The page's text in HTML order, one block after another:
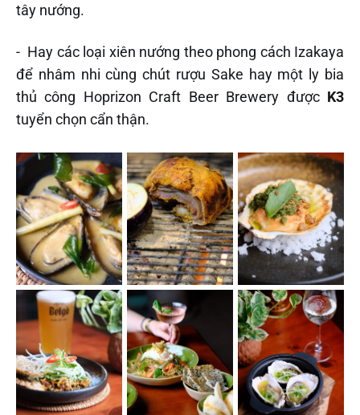
tây nướng.
- Hay các loại xiên nướng theo phong cách Izakaya
để nhâm nhi cùng chút rượu Sake hay một ly bia
thủ công Hoprizon Craft Beer Brewery được K3
tuyển chọn cẩn thận.